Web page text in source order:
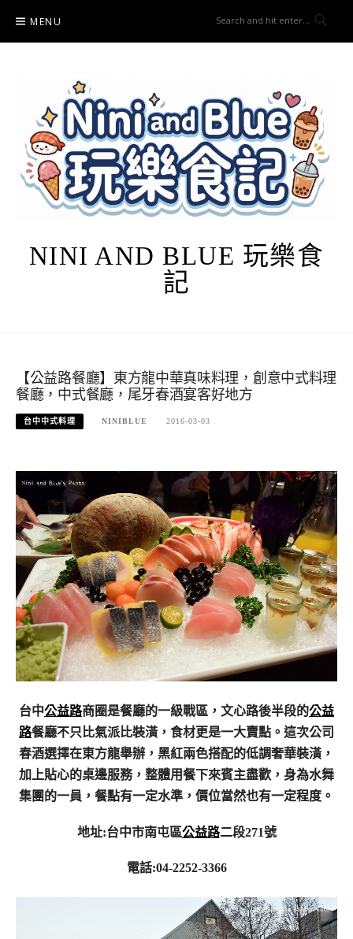
content
MENU
NINI AND BLUE 玩樂食
記
【公益路餐廳】東方龍中華真味料理，創意中式料理
餐廳，中式餐廳，尾牙春酒宴客好地方
台中中式料理 NINIBLUE 2016-03-03
台中公益路商圈是餐廳的一級戰區，文心路後半段的公益
路餐廳不只比氣派比裝潢，食材更是一大賣點。這次公司
春酒選擇在東方龍舉辦，黑紅兩色搭配的低調奢華裝潢，
加上貼心的桌邊服務，整體用餐下來賓主盡歡，身為水舞
集團的一員，餐點有一定水準，價位當然也有一定程度。
地址:台中市南屯區公益路二段271號
電話:04-2252-3366